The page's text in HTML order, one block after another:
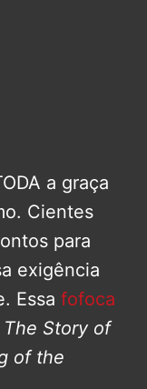
a graça
Cientes
para
exigência
Essa fofoca
The Story of
of the